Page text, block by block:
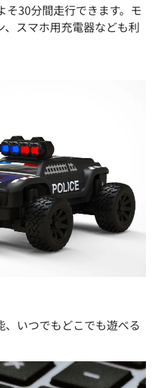
そ30分間走行できます。モ
スマホ用充電器なども利
いつでもどこでも遊べる